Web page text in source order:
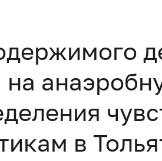
на
в